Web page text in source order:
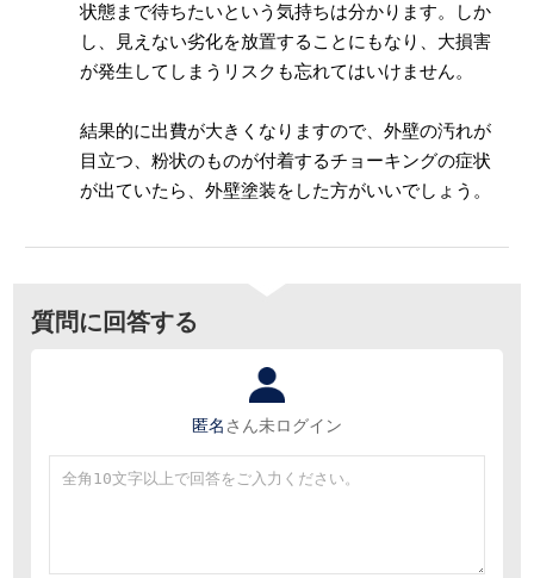
状態まで待ちたいという気持ちは分かります。しか
し、見えない劣化を放置することにもなり、大損害
が発生してしまうリスクも忘れてはいけません。
結果的に出費が大きくなりますので、外壁の汚れが
目立つ、粉状のものが付着するチョーキングの症状
が出ていたら、外壁塗装をした方がいいでしょう。
質問に回答する
匿名 さん未ログイン